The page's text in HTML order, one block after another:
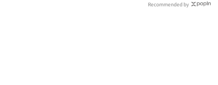
Recommended by